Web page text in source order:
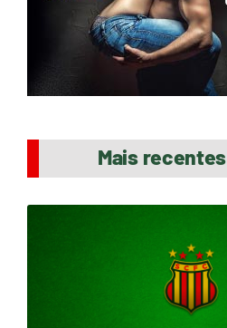
Mais recentes